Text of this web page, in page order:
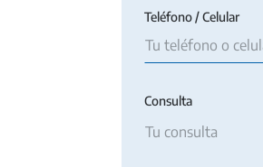
Teléfono / Celular
Consulta